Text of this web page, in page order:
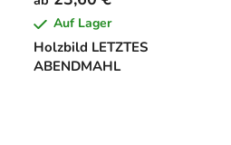
Holzbild LETZTES
ABENDMAHL
Auf Lager